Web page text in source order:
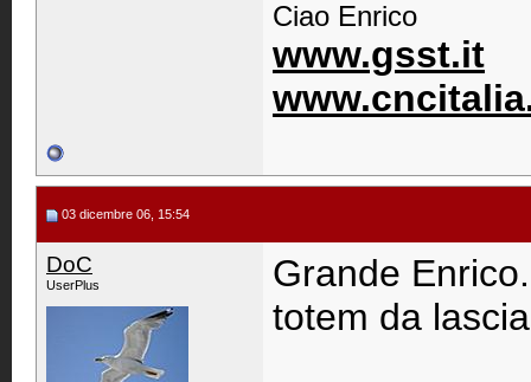
Ciao Enrico
www.gsst.it
03 dicembre 06, 15:54
DoC
UserPlus
Grande
totem da